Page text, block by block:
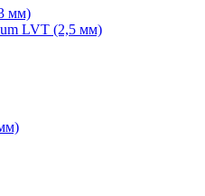
мм)
LVT (2,5 мм)